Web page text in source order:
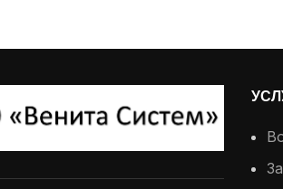
будь то дома, в